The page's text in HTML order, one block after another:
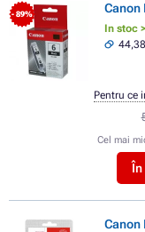
- 89% Canon
In stoc
Cel mai
Pentru ce
Canon